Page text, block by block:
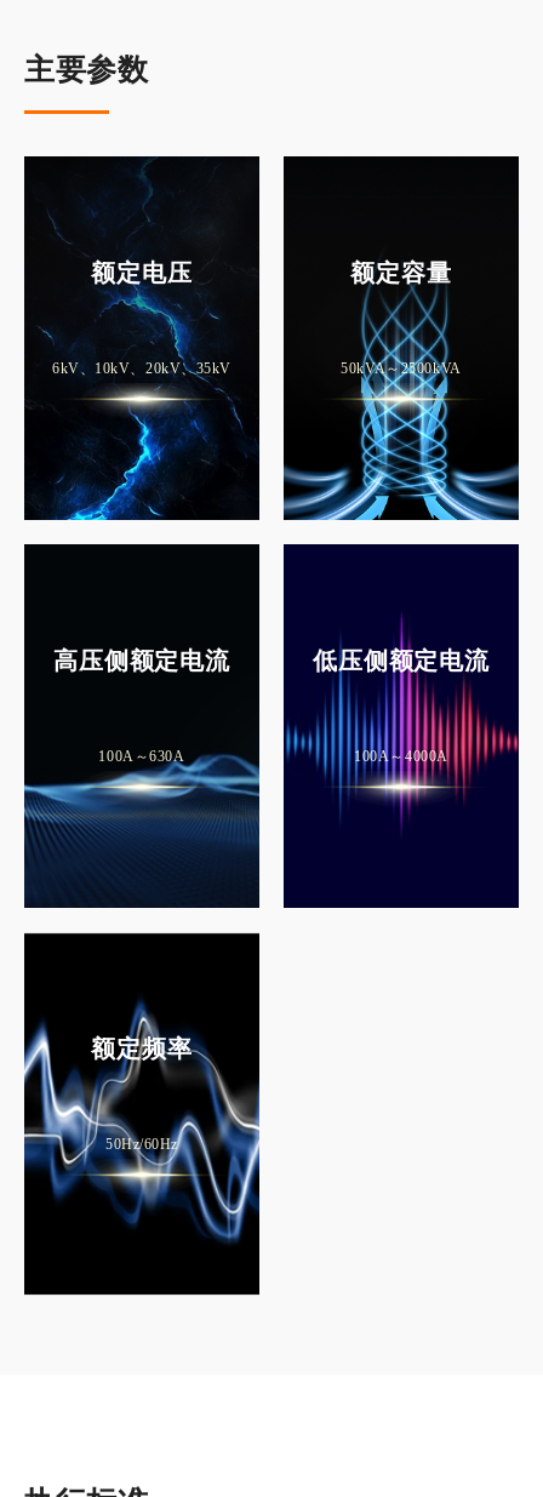
主要参数
额定电压
6kV、10kV、20kV、35kV
额定容量
50kVA～2500kVA
高压侧额定电流
100A～630A
低压侧额定电流
100A～4000A
额定频率
50Hz/60Hz